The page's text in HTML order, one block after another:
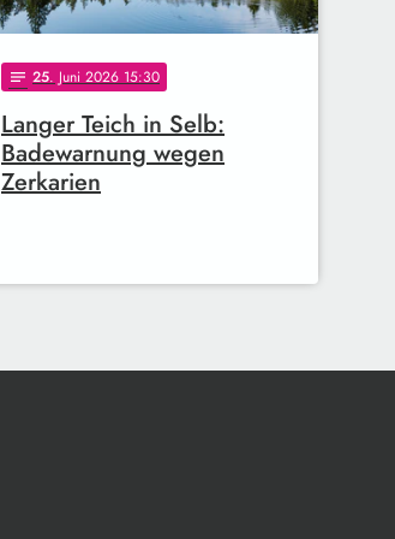
notes 25. Juni 2026 15:30
Langer Teich in Selb:
Badewarnung wegen
Zerkarien